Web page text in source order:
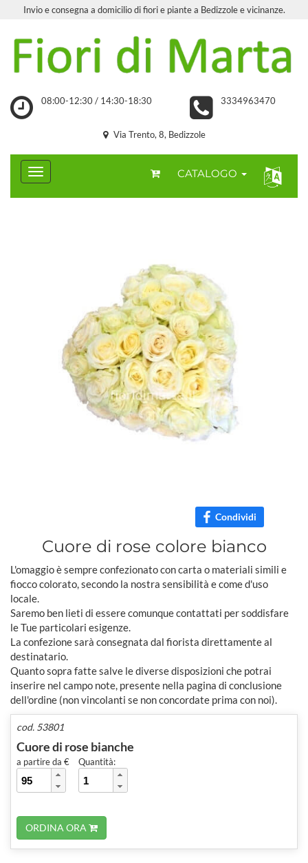
Invio e consegna a domicilio di fiori e piante a Bedizzole e vicinanze.
08:00-12:30 / 14:30-18:30 3334963470
Via Trento, 8, Bedizzole
CATALOGO
Condividi
Cuore di rose colore bianco
L'omaggio è sempre confezionato con carta o materiali simili e
fiocco colorato, secondo la nostra sensibilità e come d'uso
locale.
Saremo ben lieti di essere comunque contattati per soddisfare
le Tue particolari esigenze.
La confezione sarà consegnata dal fiorista direttamente al
destinatario.
Quanto sopra fatte salve le diverse disposizioni che potrai
inserire nel campo note, presente nella pagina di conclusione
dell'ordine (non vincolanti se non concordate prima con noi).
cod. 53801
Cuore di rose bianche
a partire da € Quantità:
ORDINA ORA